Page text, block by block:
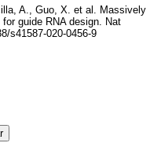
A., Guo, X. et al. Massively
for guide RNAdesign. Nat
s41587-020-0456-9